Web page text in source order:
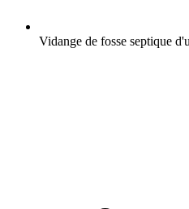
Vidange de fosse septique